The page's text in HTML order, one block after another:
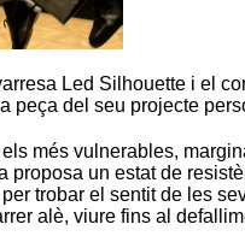
Led Silhouette i el
peça del seu projecte
més vulnerables,
proposa un estat de
per trobar el sentit de les
alè, viure fins al